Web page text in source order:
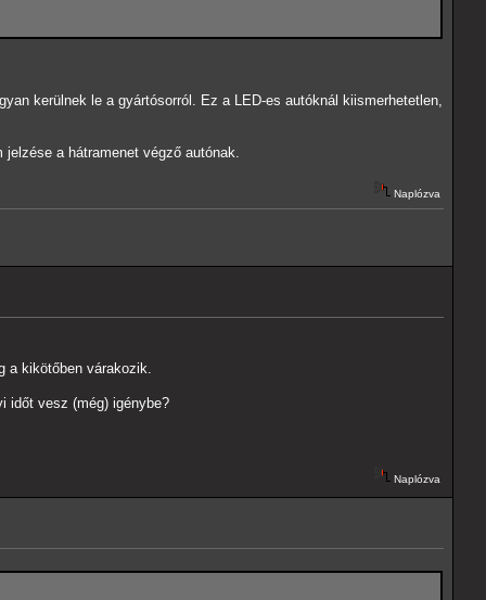
kerülnek le a gyártósorról. Ez a LED-es autóknál kiismerhetetlen,
a hátramenet végző autónak.
Naplózva
a kikötőben várakozik.
időt vesz (még) igénybe?
Naplózva